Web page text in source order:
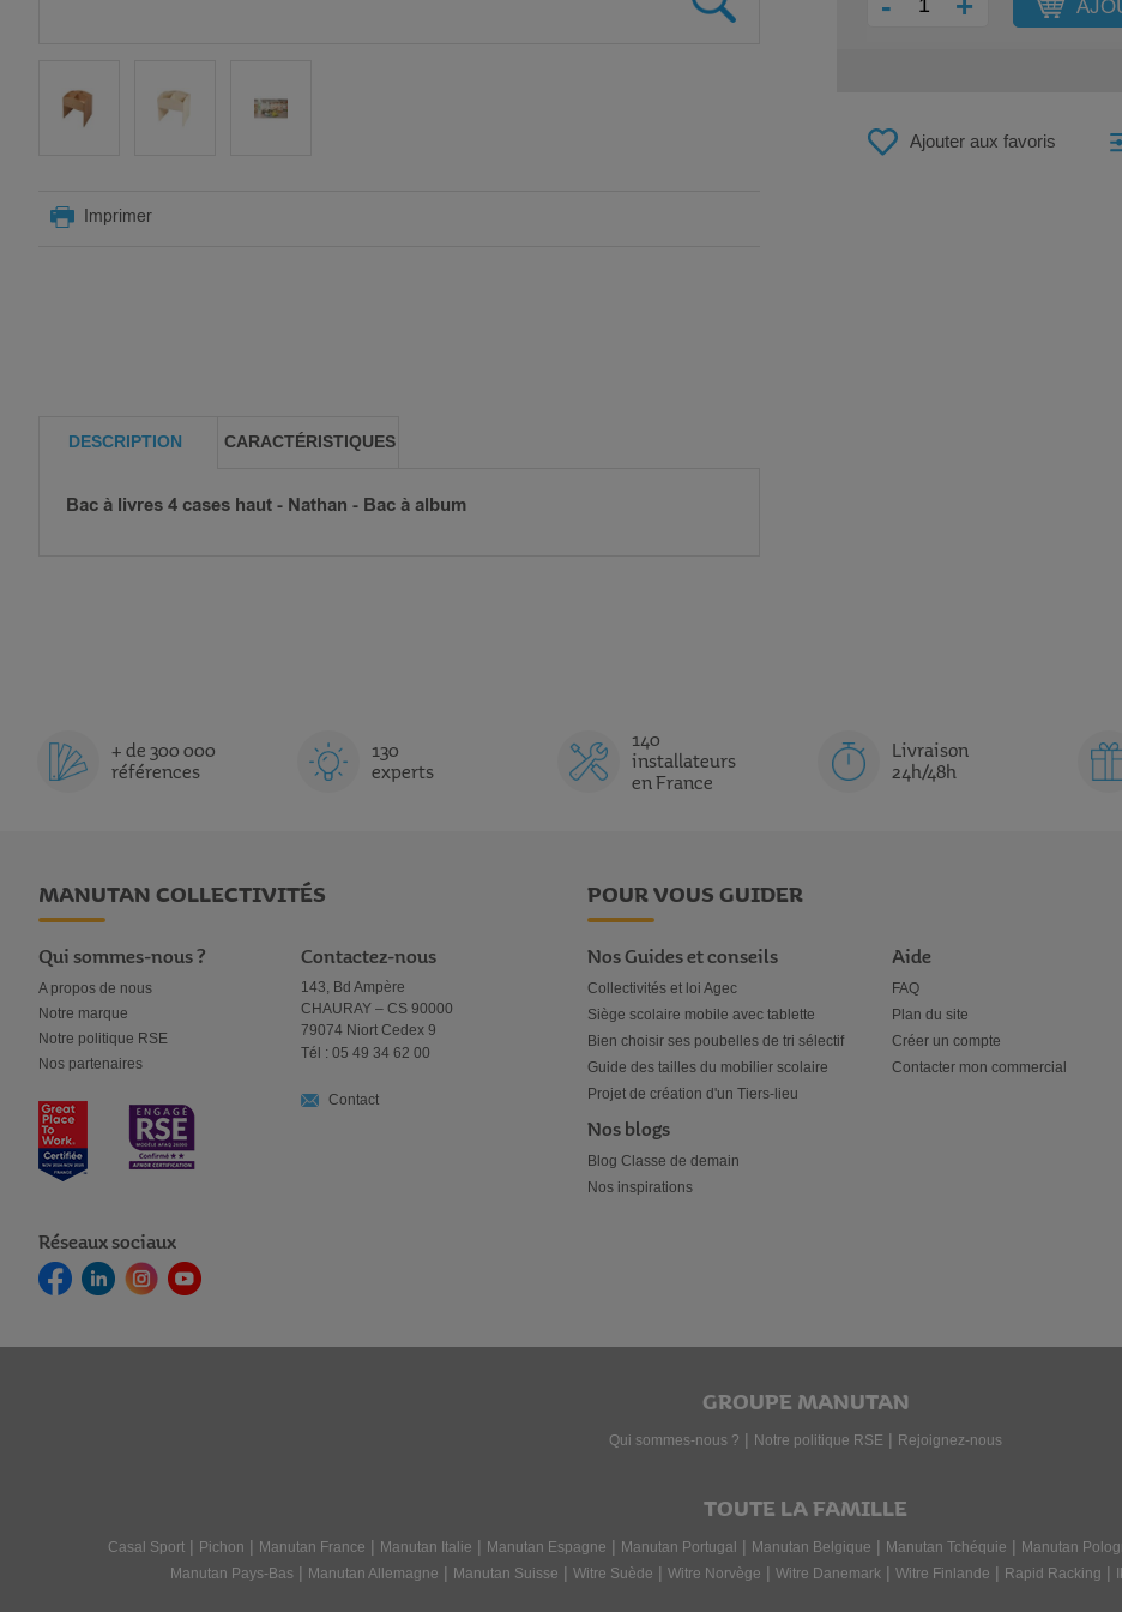
THE
Ajouter aux favoris
Imprimer
DESCRIPTION
Bac à livres 4 cases haut - Nathan - Bac à album
CARACTÉRISTIQUES
+ de 300 000
références
130
experts
140
installateurs
en France
Livraison
24h/48h
MANUTAN COLLECTIVITÉS
Qui sommes-nous ?
A propos de nous
Notre marque
Notre politique RSE
Nos partenaires
Réseaux sociaux
Contactez-nous
143, Bd Ampère
CHAURAY – CS 90000
79074 Niort Cedex 9
Tél : 05 49 34 62 00
Contact
POUR VOUS GUIDER
Nos Guides et conseils
Collectivités et loi Agec
Siège scolaire mobile avec tablette
Bien choisir ses poubelles de tri sélectif
Guide des tailles du mobilier scolaire
Projet de création d'un Tiers-lieu
Nos blogs
Blog Classe de demain
Nos inspirations
Aide
FAQ
Plan du site
Créer un compte
Contacter mon commercial
GROUPE MANUTAN
Qui sommes-nous ? | Notre politique RSE | Rejoignez-nous
TOUTE LA FAMILLE
Casal Sport | Pichon | Manutan France | Manutan Italie | Manutan Espagne | Manutan Portugal | Manutan Belgique | Manutan Tchéquie | Manutan
Manutan Pays-Bas | Manutan Allemagne | Manutan Suisse | Witre Suède | Witre Norvège | Witre Danemark| Witre Finlande | Rapid Racking |